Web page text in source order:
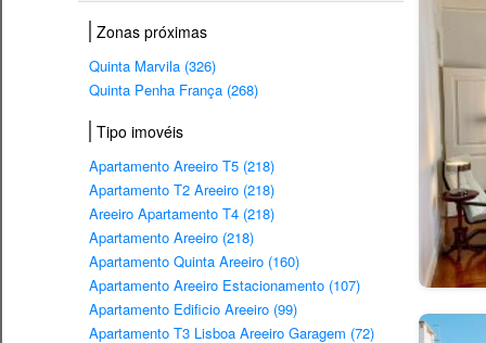
Zonas próximas
Quinta Marvila (326)
Quinta Penha França (268)
Tipo imovéis
Apartamento Areeiro T5 (218)
Apartamento T2 Areeiro (218)
Areeiro Apartamento T4 (218)
Apartamento Areeiro (218)
Apartamento Quinta Areeiro (160)
Apartamento Areeiro Estacionamento (107)
Apartamento Edificio Areeiro (99)
Apartamento T3 Lisboa Areeiro Garagem (72)